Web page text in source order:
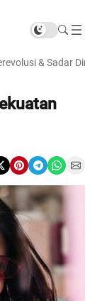
& Sadar Diri
on X Share on Pinterest Share on Telegram Share on WhatsApp Share on Email